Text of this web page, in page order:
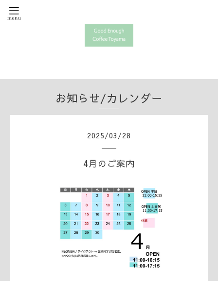
お知らせ/カレンダー
2025/03 /28
4月のご案内